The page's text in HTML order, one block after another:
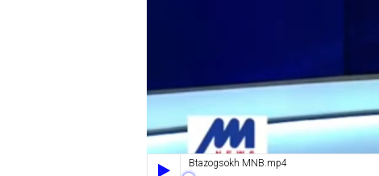
Btazogsokh MNB.mp4